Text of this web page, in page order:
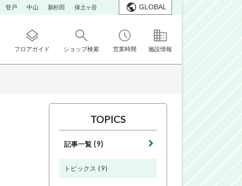
登戸 中山 新杉田 保土ヶ谷 GLOBAL
フロアガイド ショップ検索 営業時間 施設情報
TOPICS
記事一覧 (9)
トピックス (9)